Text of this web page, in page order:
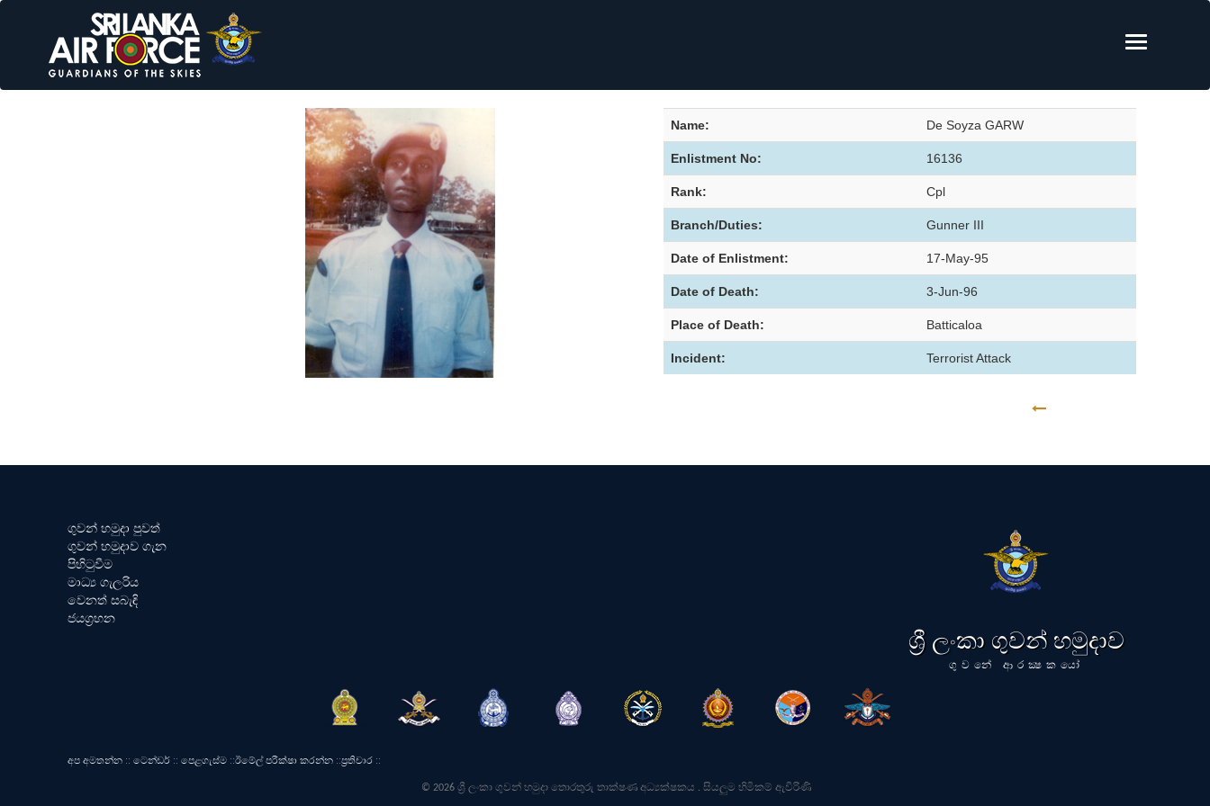
Name: De Soyza GARW
Enlistment No: 16136
Rank: Cpl
Branch/Duties: Gunner III
Date of Enlistment: 17-May-95
Date of Death: 3-Jun-96
Place of Death: Batticaloa
Incident: Terrorist Attack
ගුවන් හමුදා පුවත්
ගුවන් හමුදාව ගැන
පිහිටුවීම
මාධ්‍ය ගැලරිය
වෙනත් සබැඳි
ජයග්‍රහන
ශ්‍රී ලංකා ගුවන් හමුදාව
ගුවනේ ආරක්‍ෂකයෝ
අප අමතන්න :: ටෙන්ඩර් :: පෙළගැස්ම ::ඊමේල් පරීක්ෂා කරන්න ::ප්‍රතිචාර ::
© 2026 ශ්‍රී ලංකා ගුවන් හමුදා තොරතුරු තාක්ෂණ අධ්‍යක්ෂකය . සියලුම හිමිකම් ඇවිරිණි